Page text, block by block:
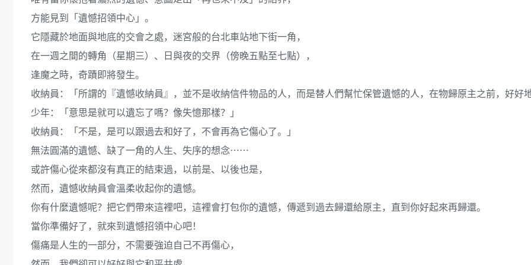
方能見到「遺憾招領中心」。
它隱藏於地面與地底的交會之處，迷宮般的台北車站地下街一角，
在一週之間的轉角（星期三）、日與夜的交界（傍晚五點至七點），
逢魔之時，奇蹟即將發生。
收納員：「所謂的『遺憾收納員』，並不是收納信件物品的人，而是替人們幫忙保管遺憾的人，在物歸原主之前，好好
少年：「意思是就可以遺忘了嗎？像失憶那樣？」
收納員：「不是，是可以跟過去和好了，不會再為它傷心了。」
無法圓滿的遺憾、缺了一角的人生、失序的想念⋯⋯
或許傷心從來都沒有真正的結束過，以前是、以後也是，
然而，遺憾收納員會溫柔收起你的遺憾。
你有什麼遺憾呢？把它們帶來這裡吧，這裡會打包你的遺憾，傳遞到過去歸還給原主，直到你好起來再歸還。
當你準備好了，就來到遺憾招領中心吧！
傷痛是人生的一部分，不需要強迫自己不再傷心，